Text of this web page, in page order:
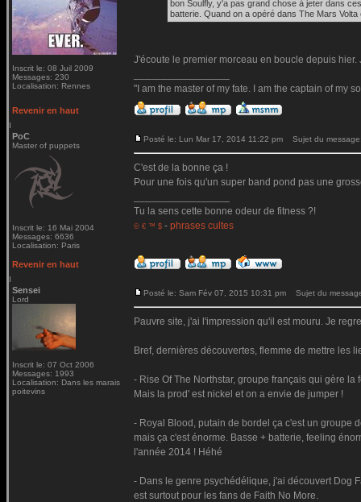
Inscrit le: 08 Juil 2009
Messages: 230
Localisation: Rennes
bon Soulfly, y'a pas grand chose à jeter dans
batterie. Quand on a opéré dans The Mars
J'écoute le premier morceau en boucle depuis
"I am the master of my fate. I am the captain of my
Revenir en haut
PoC
Master of puppets
Inscrit le: 16 Mai 2004
Messages: 6636
Localisation: Paris
Posté le: Lun Mar 17, 2014 11:22 pm Sujet du
C'est de la bonne ça !
Pour une fois qu'un super band pond pas une
Tu la sens cette bonne odeur de fitness ?!
© € ™ $ - phrases cultes
Revenir en haut
Sensei
Lord
Inscrit le: 07 Oct 2006
Messages: 1993
Localisation: Dans les marais
poitevins
Posté le: Sam Fév 07, 2015 10:31 pm Sujet du
Pauvre site, j'ai l'impression qu'il est mouru. Je
Bref, dernières découvertes, flemme de mettre les
- Rise Of The Northstar, groupe français qui gère
Mais la prod' est nickel et on a envie de jumper !
- Royal Blood, putain de bordel ça c'est un groupe
mais ça c'est énorme. Basse + batterie, feeling
l'année 2014 ! Héhé
- Dans le genre psychédélique, j'ai découvert Dog
est surtout pour les fans de Faith No More.